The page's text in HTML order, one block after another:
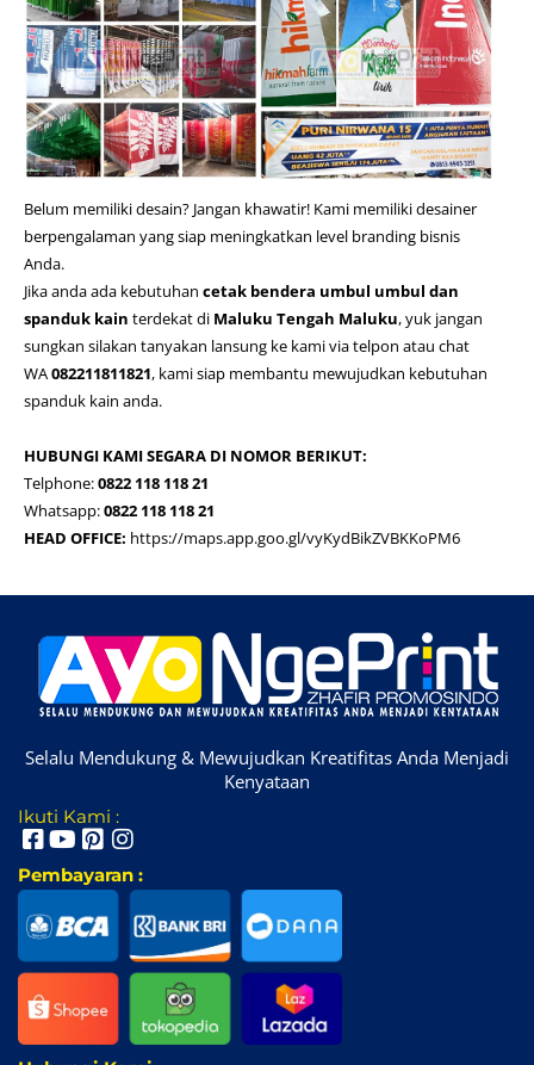
Belum memiliki desain? Jangan khawatir! Kami memiliki desainer
berpengalaman yang siap meningkatkan level branding bisnis
Anda.
Jika anda ada kebutuhan cetak bendera umbul umbul dan
spanduk kain terdekat di Maluku Tengah Maluku, yuk jangan
sungkan silakan tanyakan lansung ke kami via telpon atau chat
WA082211811821, kami siap membantu mewujudkan kebutuhan
spanduk kain anda.
HUBUNGI KAMI SEGARA DI NOMOR BERIKUT:
Telphone:0822 118 118 21
Whatsapp:0822 118 118 21
HEAD OFFICE: https://maps.app.goo.gl/vyKydBikZVBKKoPM6
Selalu Mendukung & Mewujudkan Kreatifitas Anda Menjadi
Kenyataan
Ikuti Kami :
Pembayaran :